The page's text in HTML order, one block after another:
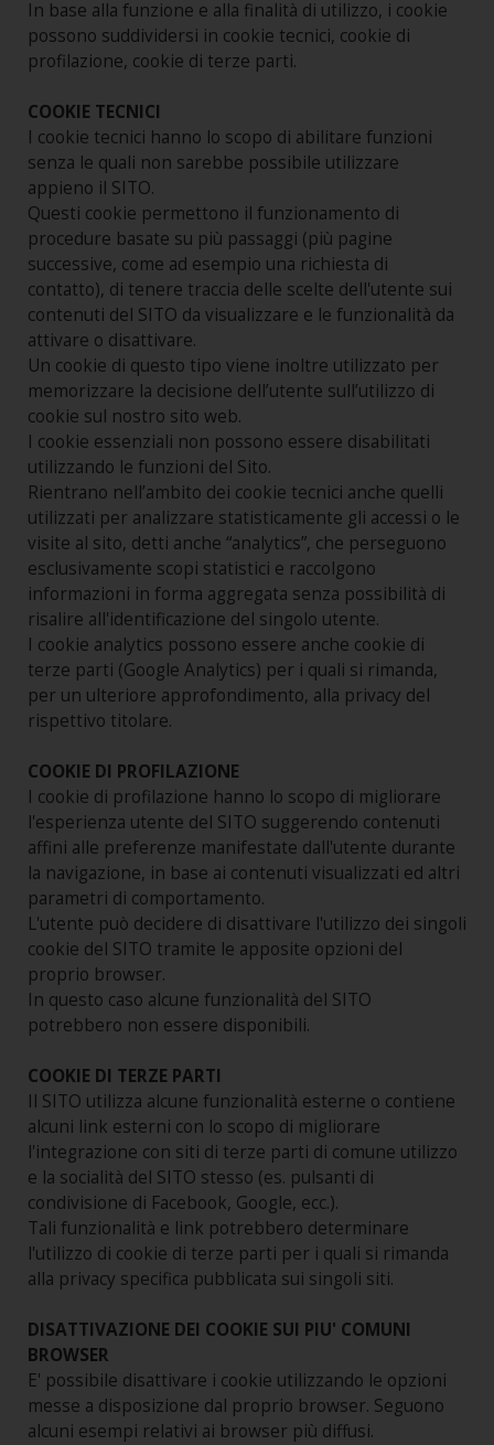
In base alla funzione e alla finalità di utilizzo, i cookie
possono suddividersi in cookie tecnici, cookie di
profilazione, cookie di terze parti.
COOKIE TECNICI
I cookie tecnici hanno lo scopo di abilitare funzioni
senza le quali non sarebbe possibile utilizzare
appieno il SITO.
Questi cookie permettono il funzionamento di
procedure basate su più passaggi (più pagine
successive, come ad esempio una richiesta di
contatto), di tenere traccia delle scelte dell'utente sui
contenuti del SITO da visualizzare e le funzionalità da
attivare o disattivare.
Un cookie di questo tipo viene inoltre utilizzato per
memorizzare la decisione dell’utente sull’utilizzo di
cookie sul nostro sito web.
I cookie essenziali non possono essere disabilitati
utilizzando le funzioni del Sito.
Rientrano nell’ambito dei cookie tecnici anche quelli
utilizzati per analizzare statisticamente gli accessi o le
visite al sito, detti anche “analytics”, che perseguono
esclusivamente scopi statistici e raccolgono
informazioni in forma aggregata senza possibilità di
risalire all'identificazione del singolo utente.
I cookie analytics possono essere anche cookie di
terze parti (Google Analytics) per i quali si rimanda,
per un ulteriore approfondimento, alla privacy del
rispettivo titolare.
COOKIE DI PROFILAZIONE
I cookie di profilazione hanno lo scopo di migliorare
l'esperienza utente del SITO suggerendo contenuti
affini alle preferenze manifestate dall'utente durante
la navigazione, in base ai contenuti visualizzati ed altri
parametri di comportamento.
L'utente può decidere di disattivare l'utilizzo dei singoli
cookie del SITO tramite le apposite opzioni del
proprio browser.
In questo caso alcune funzionalità del SITO
potrebbero non essere disponibili.
COOKIE DI TERZE PARTI
Il SITO utilizza alcune funzionalità esterne o contiene
alcuni link esterni con lo scopo di migliorare
l'integrazione con siti di terze parti di comune utilizzo
e la socialità del SITO stesso (es. pulsanti di
condivisione di Facebook, Google, ecc.).
Tali funzionalità e link potrebbero determinare
l'utilizzo di cookie di terze parti per i quali si rimanda
alla privacy specifica pubblicata sui singoli siti.
DISATTIVAZIONE DEI COOKIE SUI PIU' COMUNI
BROWSER
E' possibile disattivare i cookie utilizzando le opzioni
messe a disposizione dal proprio browser. Seguono
alcuni esempi relativi ai browser più diffusi.